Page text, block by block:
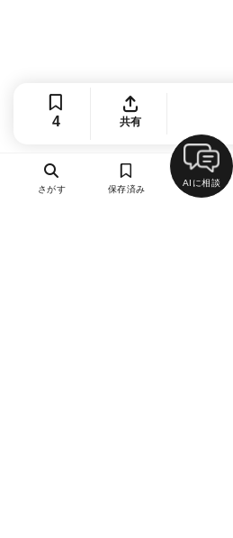
4 共有
さがす 保存済み
AIに相談